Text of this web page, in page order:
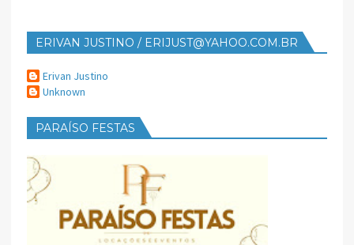
ERIVAN JUSTINO / ERIJUST@YAHOO.COM.BR
Erivan Justino
Unknown
PARAÍSO FESTAS